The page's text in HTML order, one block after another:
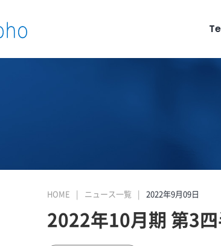
HOME ニュース一覧 2022年9月09日
2022年10月期 第3